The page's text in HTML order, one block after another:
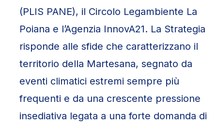
(PLIS PANE), il Circolo Legambiente La
Poiana e l’Agenzia InnovA21. La Strategia
risponde alle sfide che caratterizzano il
territorio della Martesana, segnato da
eventi climatici estremi sempre più
frequenti e da una crescente pressione
insediativa legata a una forte domanda di